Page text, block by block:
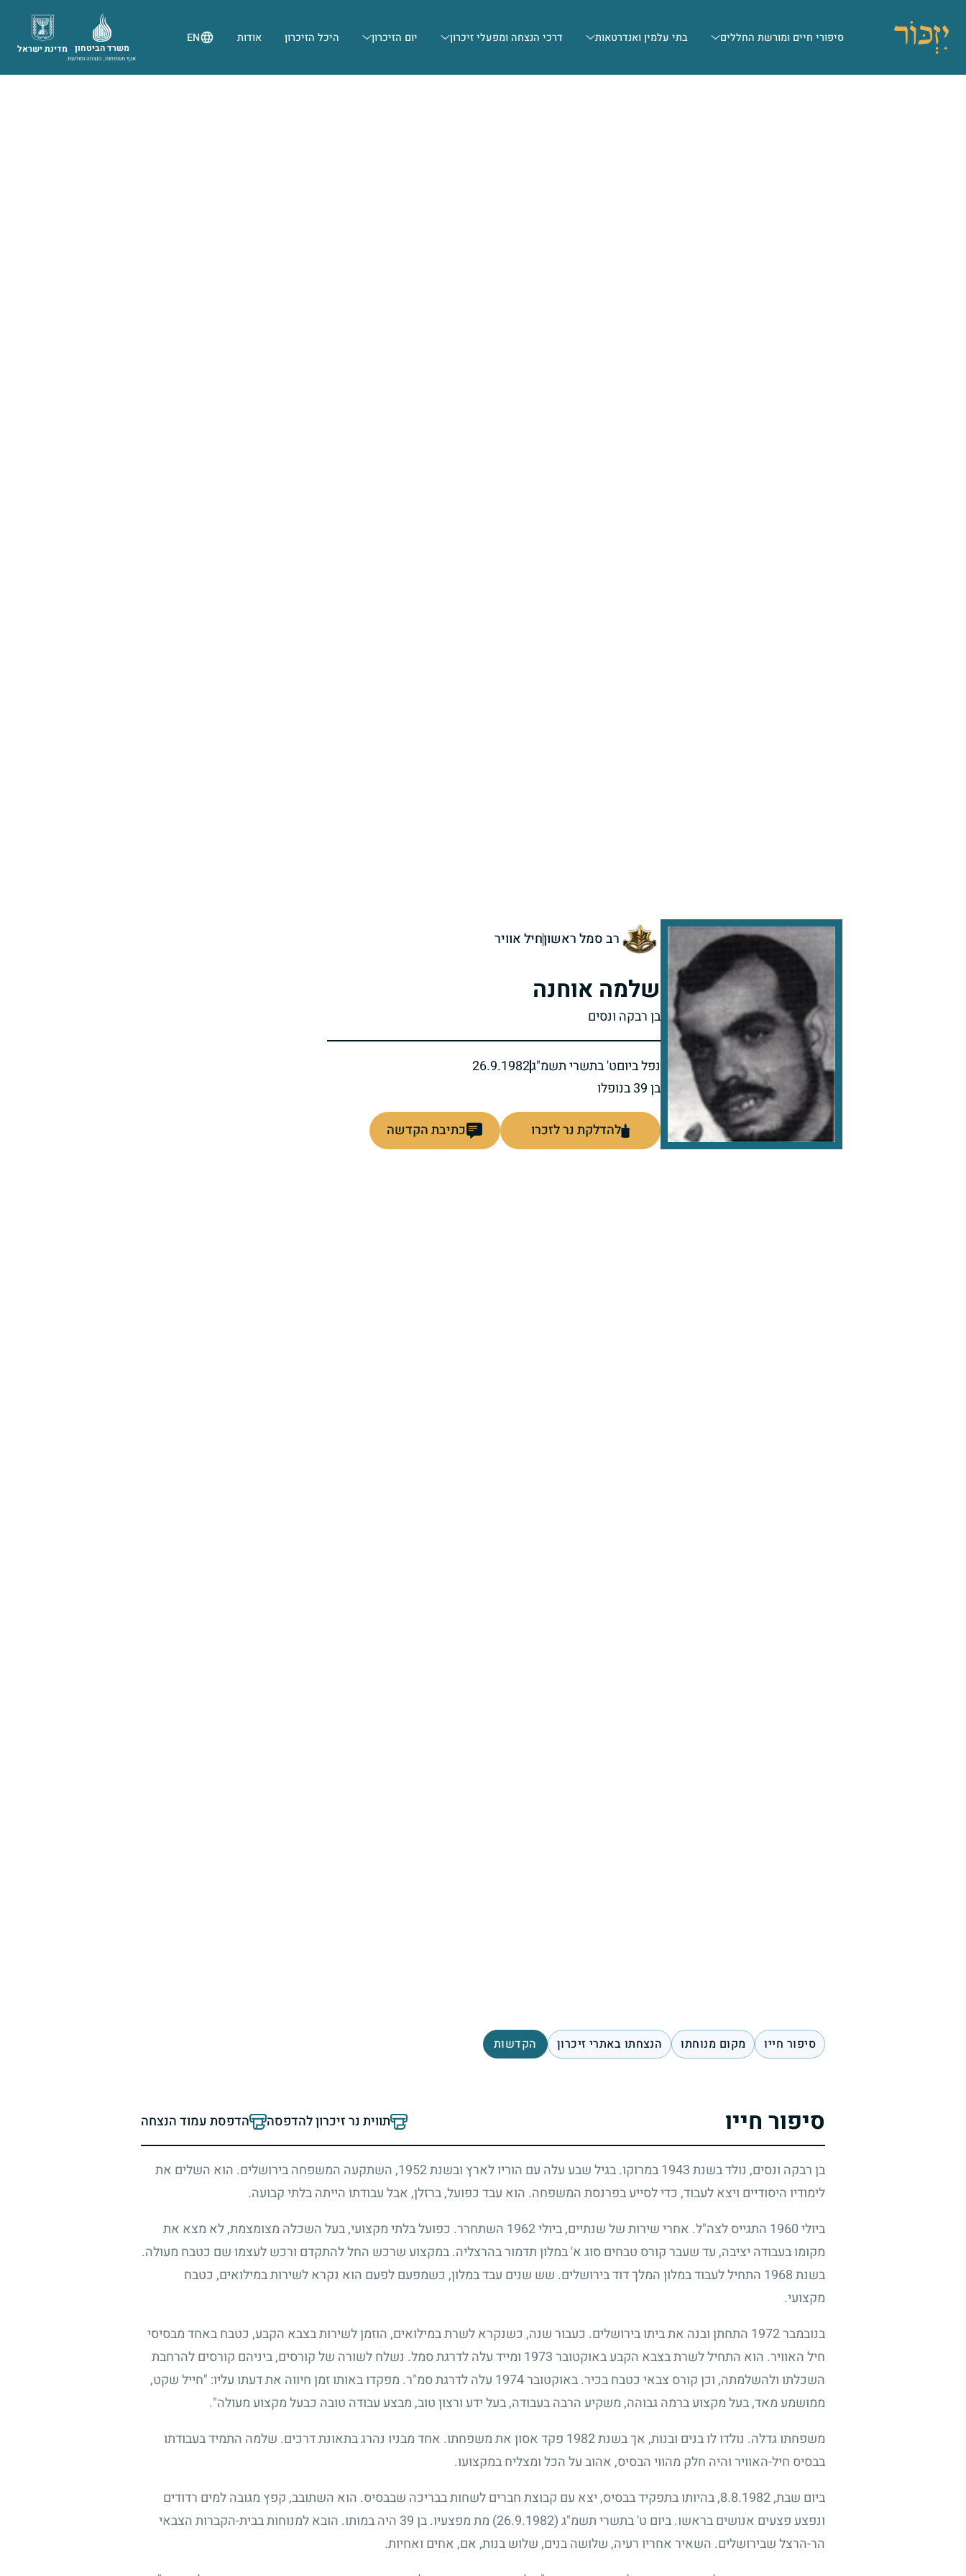
סיפורי חיים ומורשת החללים בתי עלמין ואנדרטאות דרכי הנצחה ומפעלי זיכרון יום הזיכרון היכל הזיכרון אודות EN
מדינת ישראל משרד הביטחון
אגף משפחות, הנצחה ומורשת
רב סמל ראשוןחיל אוויר
שלמה אוחנה
בן רבקה ונסים
נפל ביוםט' בתשרי תשמ"ג26.9.1982
בן 39 בנופלו
להדלקת נר לזכרו כתיבת הקדשה
סיפור חייו מקום מנוחתו הנצחתו באתרי זיכרון הקדשות
סיפור חייו תווית נר זיכרון להדפסה הדפסת עמוד הנצחה
בן רבקה ונסים, נולד בשנת1943במרוקו. בגיל שבע עלה עם הוריו לארץ ובשנת1952, השתקעה המשפחה בירושלים. הוא השלים את
לימודיו היסודיים ויצא לעבוד, כדי לסייע בפרנסת המשפחה. הוא עבד כפועל, ברזלן, אבל עבודתו הייתה בלתי קבועה.
ביולי1960 התגייס לצה"ל. אחרי שירות של שנתיים, ביולי1962 השתחרר. כפועל בלתי מקצועי, בעל השכלה מצומצמת, לא מצא את
מקומו בעבודה יציבה, עד שעבר קורס טבחים סוג א' במלון תדמור בהרצליה. במקצוע שרכש החל להתקדם ורכש לעצמו שם כטבח מעולה.
בשנת1968 התחיל לעבוד במלון המלך דוד בירושלים. שש שנים עבד במלון, כשמפעם לפעם הוא נקרא לשירות במילואים, כטבח
מקצועי.
בנובמבר1972 התחתן ובנה את ביתו בירושלים. כעבור שנה, כשנקרא לשרת במילואים, הוזמן לשירות בצבא הקבע, כטבח באחד מבסיסי
חיל האוויר. הוא התחיל לשרת בצבא הקבע באוקטובר1973 ומייד עלה לדרגת סמל. נשלח לשורה של קורסים, ביניהם קורסים להרחבת
השכלתו ולהשלמתה, וכן קורס צבאי כטבח בכיר. באוקטובר1974 עלה לדרגת סמ"ר. מפקדו באותו זמן חיווה את דעתו עליו: "חייל שקט,
ממושמע מאד, בעל מקצוע ברמה גבוהה, משקיע הרבה בעבודה, בעל ידע ורצון טוב, מבצע עבודה טובה כבעל מקצוע מעולה".
משפחתו גדלה. נולדו לו בנים ובנות, אך בשנת1982 פקד אסון את משפחתו. אחד מבניו נהרג בתאונת דרכים. שלמה התמיד בעבודתו
בבסיס חיל-האוויר והיה חלק מהווי הבסיס, אהוב על הכל ומצליח במקצועו.
ביום שבת,8.8.1982, בהיותו בתפקיד בבסיס, יצא עם קבוצת חברים לשחות בבריכה שבבסיס. הוא השתובב, קפץ מגובה למים רדודים
ונפצע פצעים אנושים בראשו. ביום ט' בתשרי תשמ"ג(26.9.1982) מת מפצעיו. בן39 היה במותו. הובא למנוחות בבית-הקברות הצבאי
הר-הרצל שבירושלים. השאיר אחריו רעיה, שלושה בנים, שלוש בנות, אם, אחים ואחיות.